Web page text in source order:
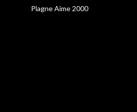
Plagne Aime 2000